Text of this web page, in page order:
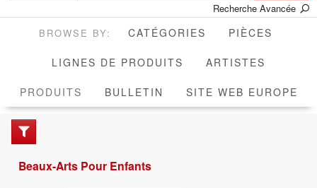
Recherche Avancée
CATÉGORIES PIÈCES
LIGNES DE PRODUITS ARTISTES
PRODUITS ACTIVEBULLETIN SITE WEB EUROPE
Beaux-Arts Pour Enfants